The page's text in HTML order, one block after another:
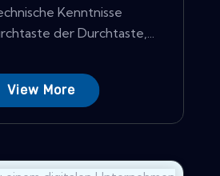
Kenntnisse
der Durchtaste,...
View More